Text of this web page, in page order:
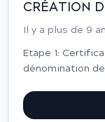
CRÉATION
Il y a plus de 9
Etape 1: Certificat négatif Tout
dénomination
de l’entreprise.